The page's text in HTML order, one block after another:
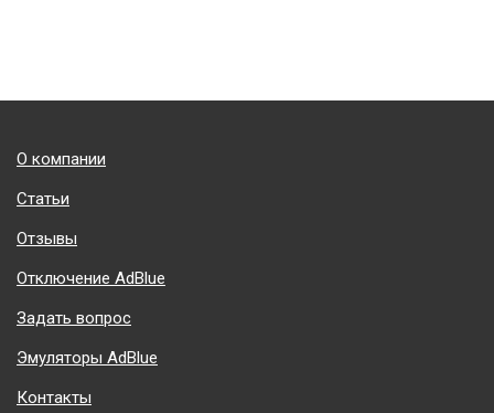
Подвал
О компании
Статьи
Отзывы
Отключение AdBlue
Задать вопрос
Эмуляторы AdBlue
Контакты